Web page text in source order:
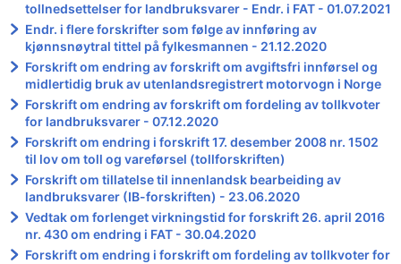
tollnedsettelser for landbruksvarer - Endr. i FAT - 01.07.2021
Endr. i flere forskrifter som følge av innføring av
kjønnsnøytral tittel på fylkesmannen - 21.12.2020
Forskrift om endring av forskrift om avgiftsfri innførsel og
midlertidig bruk av utenlandsregistrert motorvogn i Norge
Forskrift om endring av forskrift om fordeling av tollkvoter
for landbruksvarer - 07.12.2020
Forskrift om endring i forskrift 17. desember 2008 nr. 1502
til lov om toll og vareførsel (tollforskriften)
Forskrift om tillatelse til innenlandsk bearbeiding av
landbruksvarer (IB-forskriften) - 23.06.2020
Vedtak om forlenget virkningstid for forskrift 26. april 2016
nr. 430 om endring i FAT - 30.04.2020
Forskrift om endring i forskrift om fordeling av tollkvoter for